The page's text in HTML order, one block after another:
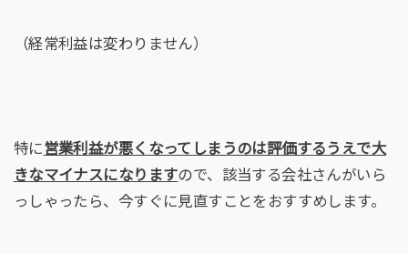
（経常利益は変わりません）
特に営業利益が悪くなってしまうのは評価するうえで大
きなマイナスになりますので、該当する会社さんがいら
っしゃったら、今すぐに見直すことをおすすめします。